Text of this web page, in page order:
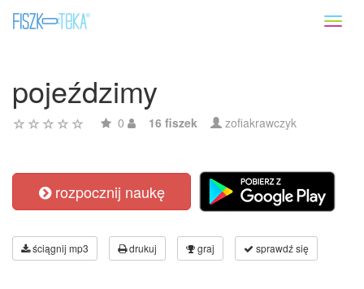
pojeździmy
0 16 fiszek zofiakrawczyk
rozpocznij naukę
ściągnij mp3 drukuj graj sprawdź się